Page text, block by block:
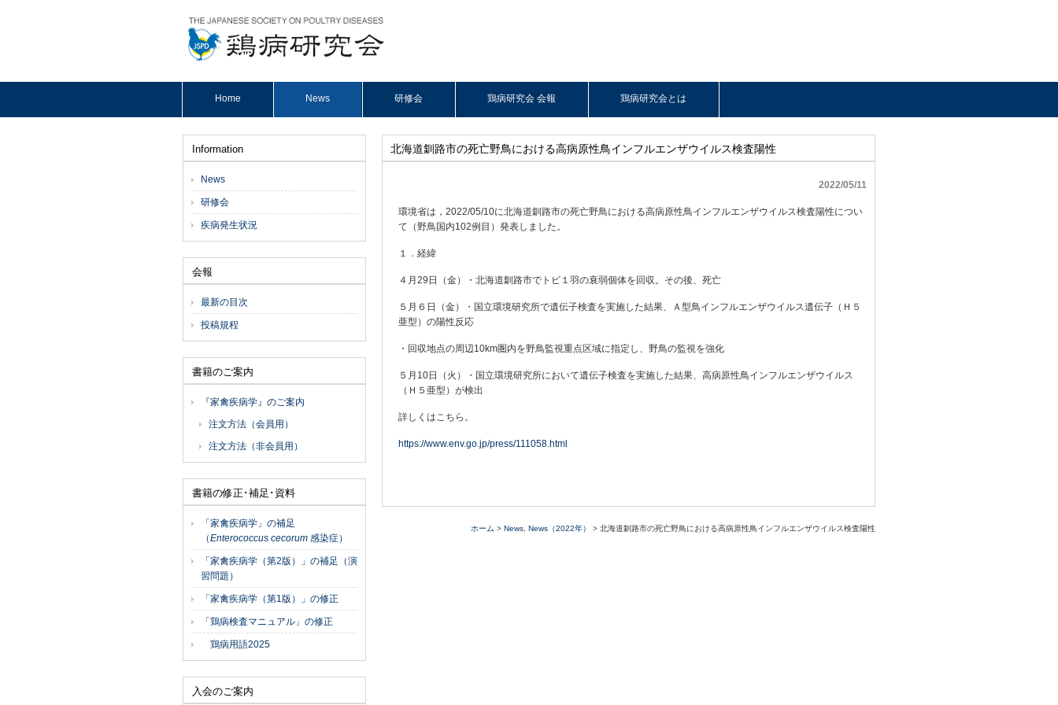
Home News 研修会 鶏病研究会 会報 鶏病研究会とは
北海道釧路市の死亡野鳥における高病原性鳥インフルエンザウイルス検査陽性
2022/05/11
環境省は，2022/05/10に北海道釧路市の死亡野鳥における高病原性鳥インフルエンザウイルス検査陽性につい
て（野鳥国内102例目）発表しました。
１．経緯
４月29日（金）・北海道釧路市でトビ１羽の衰弱個体を回収。その後、死亡
５月６日（金）・国立環境研究所で遺伝子検査を実施した結果、Ａ型鳥インフルエンザウイルス遺伝子（Ｈ５
亜型）の陽性反応
・回収地点の周辺10km圏内を野鳥監視重点区域に指定し、野鳥の監視を強化
５月10日（火）・国立環境研究所において遺伝子検査を実施した結果、高病原性鳥インフルエンザウイルス
（Ｈ５亜型）が検出
詳しくはこちら。
https://www.env.go.jp/press/111058.html
ホーム > News News（2022年） > 北海道釧路市の死亡野鳥における高病原性鳥インフルエンザウイルス検査陽性
Information
News
研修会
疾病発生状況
会報
最新の目次
投稿規程
書籍のご案内
『家禽疾病学』のご案内
注文方法（会員用）
注文方法（非会員用）
書籍の修正･補足･資料
「家禽疾病学」の補足
（Enterococcus cecorum 感染症）
「家禽疾病学（第2版）」の補足（演
習問題）
「家禽疾病学（第1版）」の修正
「鶏病検査マニュアル」の修正
鶏病用語2025
入会のご案内